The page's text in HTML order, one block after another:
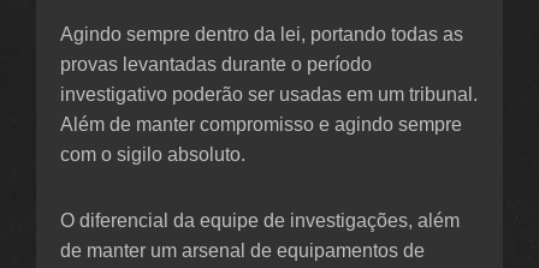
Agindo sempre dentro da lei, portando todas as
provas levantadas durante o período
investigativo poderão ser usadas em um tribunal.
Além de manter compromisso e agindo sempre
com o sigilo absoluto.
O diferencial da equipe de investigações, além
de manter um arsenal de equipamentos de